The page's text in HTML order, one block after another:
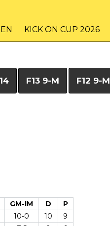
KICK ON CUP 2026
F13 9-M F12 9-M
GM-IM D
P
10-0 10
9